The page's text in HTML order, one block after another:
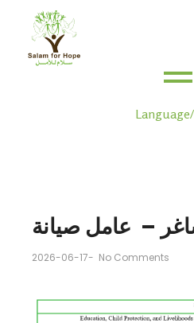
– عامل صيانة
2026-06-17- No Comments